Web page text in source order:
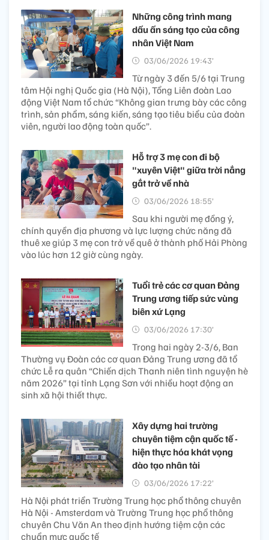
Những công trình mang
dấu ấn sáng tạo của công
nhân Việt Nam
03/06/2026 19:43’
Từ ngày 3 đến 5/6 tại Trung
tâm Hội nghị Quốc gia (Hà Nội), Tổng Liên đoàn Lao
động Việt Nam tổ chức “Không gian trưng bày các công
trình, sản phẩm, sáng kiến, sáng tạo tiêu biểu của đoàn
viên, người lao động toàn quốc”.
Hỗ trợ 3 mẹ con đi bộ
"xuyên Việt" giữa trời nắng
gắt trở về nhà
03/06/2026 18:55’
Sau khi người mẹ đồng ý,
chính quyền địa phương và lực lượng chức năng đã
thuê xe giúp 3 mẹ con trở về quê ở thành phố Hải Phòng
vào lúc hơn 12 giờ cùng ngày.
Tuổi trẻ các cơ quan Đảng
Trung ương tiếp sức vùng
biên xứ Lạng
03/06/2026 17:30’
Trong hai ngày 2-3/6, Ban
Thường vụ Đoàn các cơ quan Đảng Trung ương đã tổ
chức Lễ ra quân “Chiến dịch Thanh niên tình nguyện hè
năm 2026” tại tỉnh Lạng Sơn với nhiều hoạt động an
sinh xã hội thiết thực.
Xây dựng hai trường
chuyên tiệm cận quốc tế -
hiện thực hóa khát vọng
đào tạo nhân tài
03/06/2026 17:22’
Hà Nội phát triển Trường Trung học phổ thông chuyên
Hà Nội - Amsterdam và Trường Trung học phổ thông
chuyên Chu Văn An theo định hướng tiệm cận các
chuẩn mực quốc tế